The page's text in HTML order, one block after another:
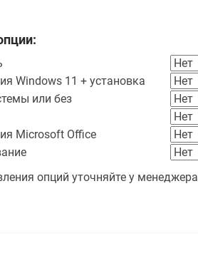
Windows 11 + установка
или без
Microsoft Office
опций уточняйте у менеджера